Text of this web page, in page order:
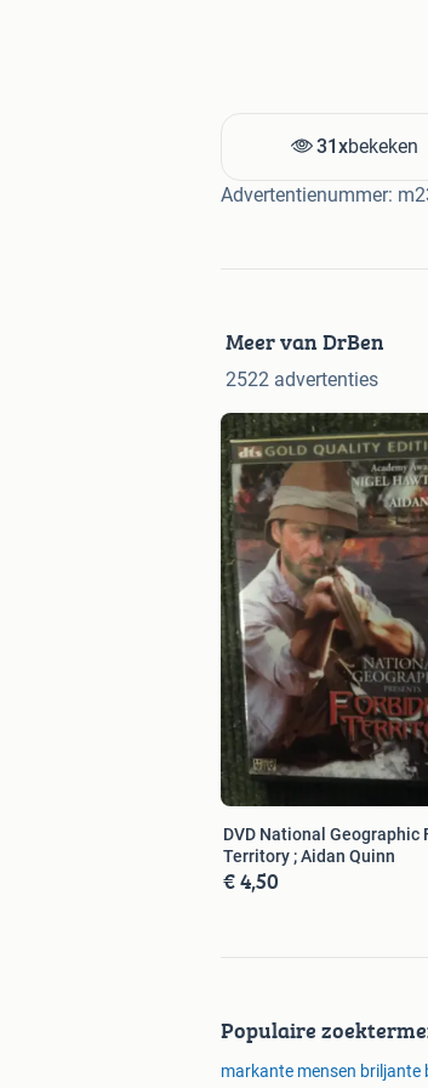
31xbekeken
Advertentienummer:
Meer van DrBen
2522 advertenties
DVD National Geographic
Territory ; Aidan Quinn
€ 4,50
Populaire
markante mensen briljante